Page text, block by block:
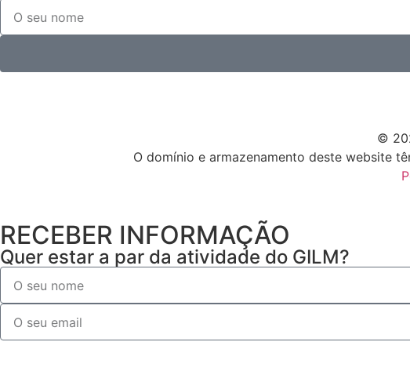
©
O domínio e armazenamento deste website
RECEBER INFORMAÇÃO
Quer estar a par da atividade do GILM?